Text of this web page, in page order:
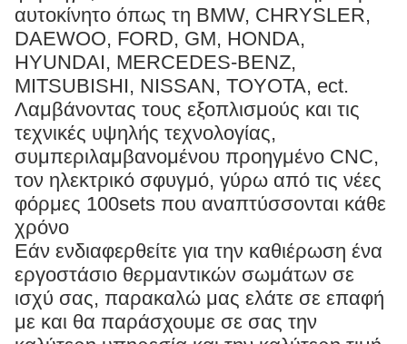
αυτοκίνητο όπως τη BMW, CHRYSLER,
DAEWOO, FORD, GM, HONDA,
HYUNDAI, MERCEDES-BENZ,
MITSUBISHI, NISSAN, TOYOTA, ect.
Λαμβάνοντας τους εξοπλισμούς και τις
τεχνικές υψηλής τεχνολογίας,
συμπεριλαμβανομένου προηγμένο CNC,
τον ηλεκτρικό σφυγμό, γύρω από τις νέες
φόρμες 100sets που αναπτύσσονται κάθε
χρόνο
Εάν ενδιαφερθείτε για την καθιέρωση ένα
εργοστάσιο θερμαντικών σωμάτων σε
ισχύ σας, παρακαλώ μας ελάτε σε επαφή
με και θα παράσχουμε σε σας την